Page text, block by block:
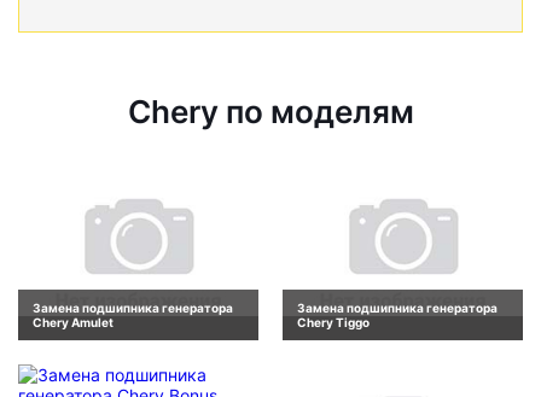
Chery по моделям
Замена подшипника генератора
Chery Amulet
Замена подшипника генератора
Chery Tiggo